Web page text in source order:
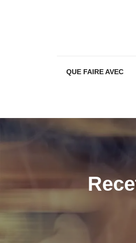
QUE FAIRE AVEC